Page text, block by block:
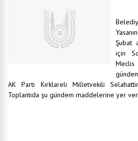
Şubat
için
AK Parti Kırklareli Milletvekili
Toplantıda şu gündem maddelerine yer